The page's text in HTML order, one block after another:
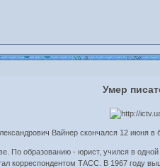
Умер
Вайнер скончался 12 июня
По образованию - юрист, учился в
корреспондентом ТАСС. В 1967 году